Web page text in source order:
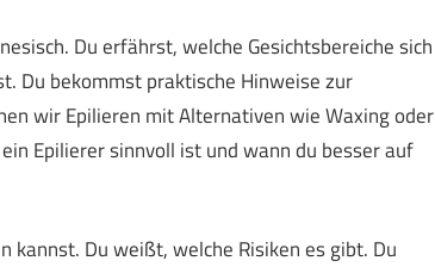
Du erfährst, welche Gesichtsbereiche sich
Du bekommst praktische Hinweise zur
wir Epilieren mit Alternativen wie Waxing oder
Epilierer sinnvoll ist und wann du besser auf
Du weißt, welche Risiken es gibt. Du